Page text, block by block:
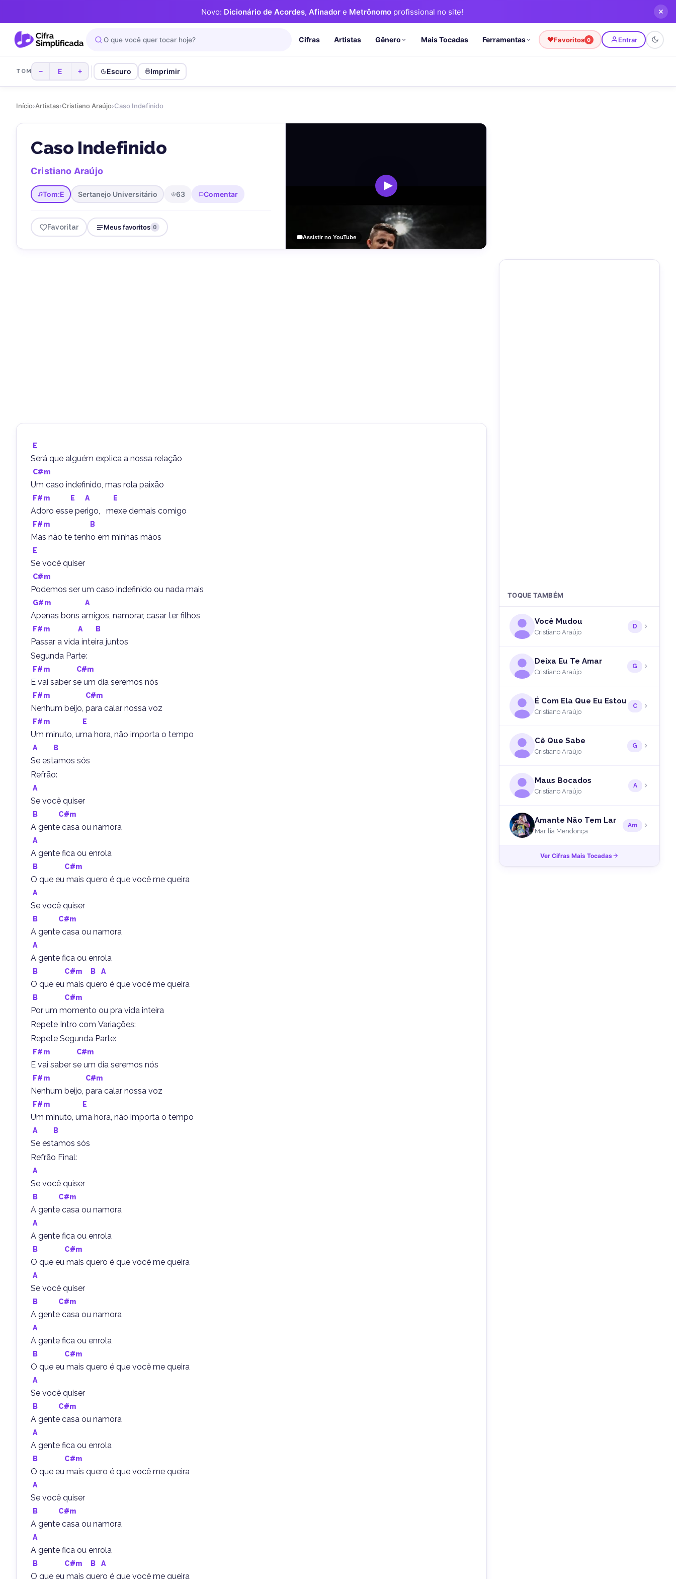
Novo: Dicionário de Acordes, Afinadore Metrônomoprofissional no site!
Cifras Artistas Gênero Mais Tocadas Ferramentas Favoritos 0 Entrar
TOM − E + Escuro Imprimir
Início›Artistas›Cristiano Araújo›Caso Indefinido
Caso Indefinido
Cristiano Araújo
Tom:E Sertanejo Universitário 63 Comentar
Favoritar Meus favoritos 0
Assistir no YouTube
E
Será que alguém explica a nossa relação
C#m
Um caso indefinido, mas rola paixão
F#m E A E
Adoro esse perigo,   mexe demais comigo
F#m B
Mas não te tenho em minhas mãos
E
Se você quiser
C#m
Podemos ser um caso indefinido ou nada mais
G#m A
Apenas bons amigos, namorar, casar ter filhos
F#m A B
Passar a vida inteira juntos
Segunda Parte:
F#m C#m
E vai saber se um dia seremos nós
F#m C#m
Nenhum beijo, para calar nossa voz
F#m E
Um minuto, uma hora, não importa o tempo
A B
Se estamos sós
Refrão:
A
Se você quiser
B C#m
A gente casa ou namora
A
A gente fica ou enrola
B C#m
O que eu mais quero é que você me queira
A
Se você quiser
B C#m
A gente casa ou namora
A
A gente fica ou enrola
B C#m B A
O que eu mais quero é que você me queira
B C#m
Por um momento ou pra vida inteira
Repete Intro com Variações:
Repete Segunda Parte:
F#m C#m
E vai saber se um dia seremos nós
F#m C#m
Nenhum beijo, para calar nossa voz
F#m E
Um minuto, uma hora, não importa o tempo
A B
Se estamos sós
Refrão Final:
A
Se você quiser
B C#m
A gente casa ou namora
A
A gente fica ou enrola
B C#m
O que eu mais quero é que você me queira
A
Se você quiser
B C#m
A gente casa ou namora
A
A gente fica ou enrola
B C#m
O que eu mais quero é que você me queira
A
Se você quiser
B C#m
A gente casa ou namora
A
A gente fica ou enrola
B C#m
O que eu mais quero é que você me queira
A
Se você quiser
B C#m
A gente casa ou namora
A
A gente fica ou enrola
B C#m B A
O que eu mais quero é que você me queira
TOQUE TAMBÉM
Você Mudou
Cristiano Araújo
D
Deixa Eu Te Amar
Cristiano Araújo
G
É Com Ela Que Eu Estou
Cristiano Araújo
C
Cê Que Sabe
Cristiano Araújo
G
Maus Bocados
Cristiano Araújo
A
Amante Não Tem Lar
Marilia Mendonça
Am
Ver Cifras Mais Tocadas